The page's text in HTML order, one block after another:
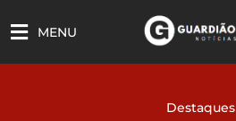
para
MENU
Destaques